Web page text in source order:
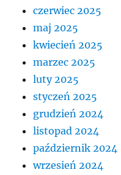
czerwiec 2025
maj 2025
kwiecień 2025
marzec 2025
luty 2025
styczeń 2025
grudzień 2024
listopad 2024
październik 2024
wrzesień 2024